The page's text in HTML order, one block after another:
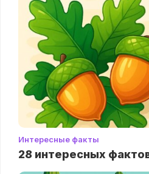
Интересные факты
28 интересных